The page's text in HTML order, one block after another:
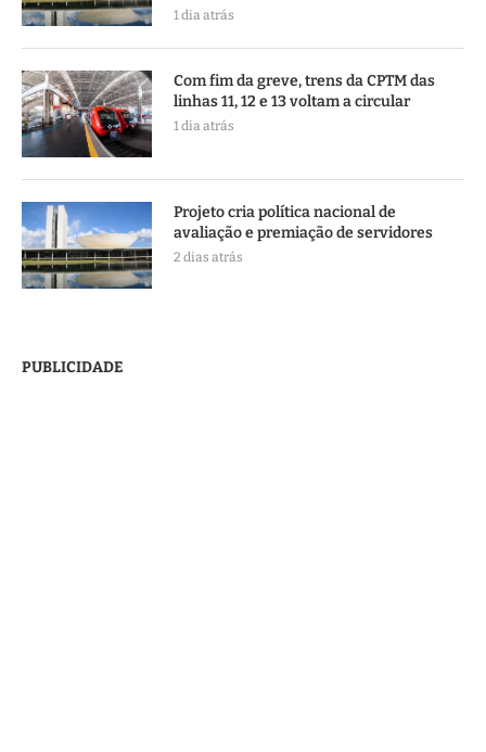
1 dia atrás
Com fim da greve, trens da CPTM das
linhas 11, 12 e 13 voltam a circular
1 dia atrás
Projeto cria política nacional de
avaliação e premiação de servidores
2 dias atrás
PUBLICIDADE